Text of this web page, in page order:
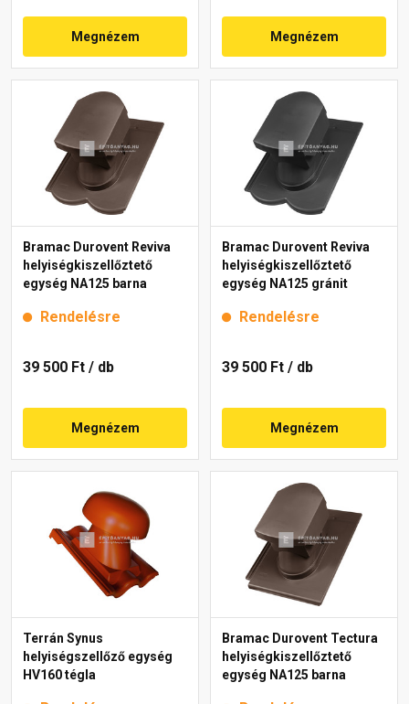
Megnézem Megnézem
Bramac Durovent Reviva
helyiségkiszellőztető
egység NA125 barna
Rendelésre
39 500 Ft / db
Megnézem
Bramac Durovent Reviva
helyiségkiszellőztető
egység NA125 gránit
Rendelésre
39 500 Ft / db
Megnézem
Terrán Synus
helyiségszellőző egység
HV160 tégla
Bramac Durovent Tectura
helyiségkiszellőztető
egység NA125 barna